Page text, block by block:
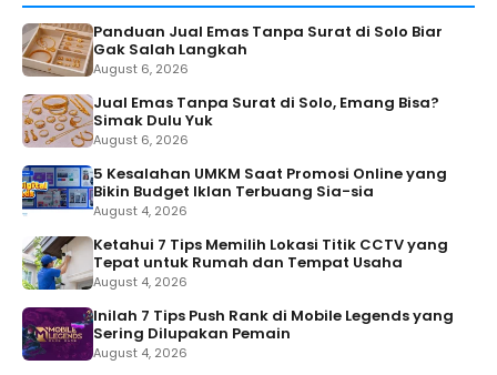
Panduan Jual Emas Tanpa Surat di Solo Biar
Gak Salah Langkah
August 6, 2026
Jual Emas Tanpa Surat di Solo, Emang Bisa?
Simak Dulu Yuk
August 6, 2026
5 Kesalahan UMKM Saat Promosi Online yang
Bikin Budget Iklan Terbuang Sia-sia
August 4, 2026
Ketahui 7 Tips Memilih Lokasi Titik CCTV yang
Tepat untuk Rumah dan Tempat Usaha
August 4, 2026
Inilah 7 Tips Push Rank di Mobile Legends yang
Sering Dilupakan Pemain
August 4, 2026